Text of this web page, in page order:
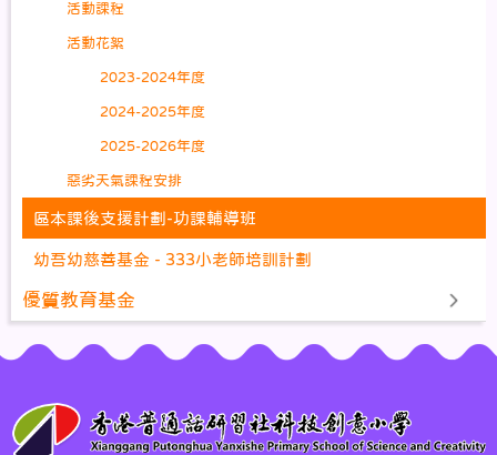
活動課程
活動花絮
2023-2024年度
2024-2025年度
2025-2026年度
惡劣天氣課程安排
區本課後支援計劃-功課輔導班
幼吾幼慈善基金 - 333小老師培訓計劃
優質教育基金